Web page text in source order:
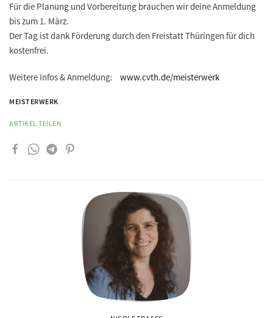
Für die Planung und Vorbereitung brauchen wir deineAnmeldung
bis zum 1. März.
Der Tag ist dank Förderung durch den Freistatt Thüringen für dich
kostenfrei.
Weitere Infos & Anmeldung: www.cvth.de/meisterwerk
MEISTERWERK
ARTIKEL TEILEN